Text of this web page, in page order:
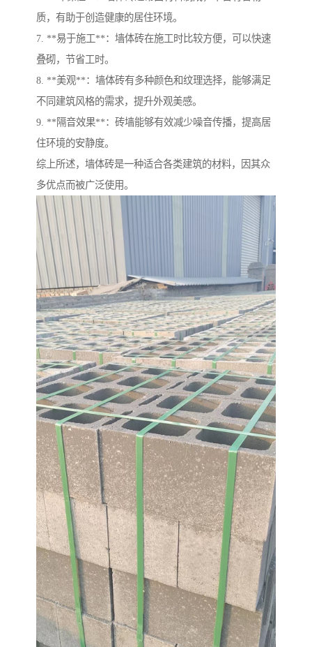
质，有助于创造健康的居住环境。
7. **易于施工**：墙体砖在施工时比较方便，可以快速
叠砌，节省工时。
8. **美观**：墙体砖有多种颜色和纹理选择，能够满足
不同建筑风格的需求，提升外观美感。
9. **隔音效果**：砖墙能够有效减少噪音传播，提高居
住环境的安静度。
综上所述，墙体砖是一种适合各类建筑的材料，因其众
多优点而被广泛使用。